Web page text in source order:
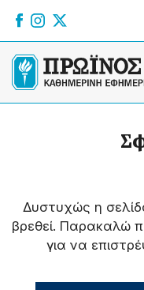
Δυστυχώς η
βρεθεί. Παρακαλώ
για να